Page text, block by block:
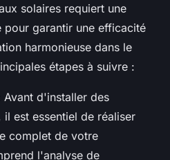
solaires requiert une
pour garantir une efficacité
harmonieuse dans le
étapes à suivre :
Avant d'installer des
il est essentiel de réaliser
complet de votre
l'analyse de